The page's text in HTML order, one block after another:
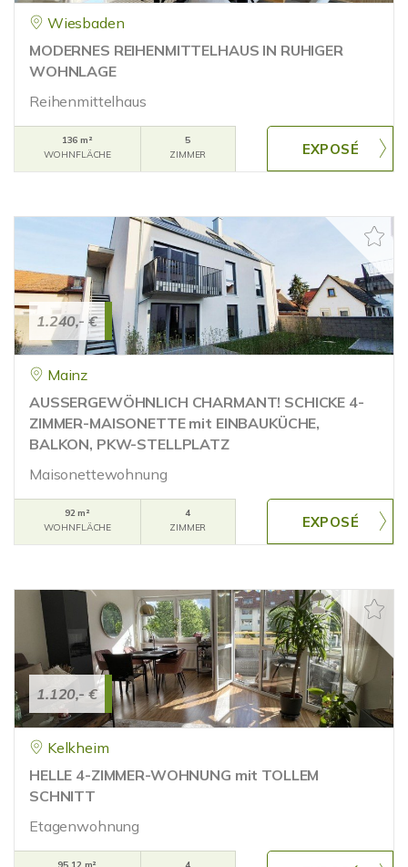
Wiesbaden
MODERNES REIHENMITTELHAUS IN RUHIGER
WOHNLAGE
Reihenmittelhaus
136 m²
WOHNFLÄCHE
5
ZIMMER
1.240,- €
Mainz
AUSSERGEWÖHNLICH CHARMANT! SCHICKE 4-
ZIMMER-MAISONETTE mit EINBAUKÜCHE,
BALKON, PKW-STELLPLATZ
Maisonettewohnung
92 m²
WOHNFLÄCHE
4
ZIMMER
1.120,- €
Kelkheim
HELLE 4-ZIMMER-WOHNUNG mit TOLLEM
SCHNITT
Etagenwohnung